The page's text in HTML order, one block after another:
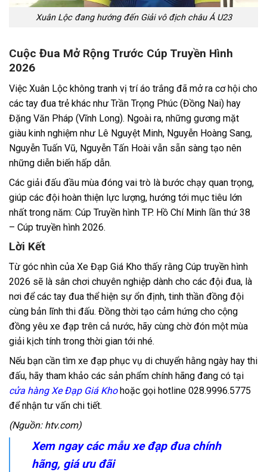
Xuân Lộc đang hướng đến Giải vô địch châu Á U23
Cuộc Đua Mở Rộng Trước Cúp Truyền Hình
2026
Việc Xuân Lộc không tranh vị trí áo trắng đã mở ra cơ hội cho
các tay đua trẻ khác như Trần Trọng Phúc (Đồng Nai) hay
Đặng Văn Pháp (Vĩnh Long). Ngoài ra, những gương mặt
giàu kinh nghiệm như Lê Nguyệt Minh, Nguyễn Hoàng Sang,
Nguyễn Tuấn Vũ, Nguyễn Tấn Hoài vẫn sẵn sàng tạo nên
những diễn biến hấp dẫn.
Các giải đấu đầu mùa đóng vai trò là bước chạy quan trọng,
giúp các đội hoàn thiện lực lượng, hướng tới mục tiêu lớn
nhất trong năm: Cúp Truyền hình TP. Hồ Chí Minh lần thứ 38
– Cúp truyền hình 2026.
Lời Kết
Từ góc nhìn của Xe Đạp Giá Kho thấy rằng Cúp truyền hình
2026 sẽ là sân chơi chuyên nghiệp dành cho các đội đua, là
nơi để các tay đua thể hiện sự ổn định, tinh thần đồng đội
cùng bản lĩnh thi đấu. Đồng thời tạo cảm hứng cho cộng
đồng yêu xe đạp trên cả nước, hãy cùng chờ đón một mùa
giải kịch tính trong thời gian tới nhé.
Nếu bạn cần tìm xe đạp phục vụ di chuyển hằng ngày hay thi
đấu, hãy tham khảo các sản phẩm chính hãng đang có tại
cửa hàng Xe Đạp Giá Khohoặc gọi hotline 028.9996.5775
để nhận tư vấn chi tiết.
(Nguồn: htv.com)
Xem ngay các mẫu xe đạp đua chính
hãng, giá ưu đãi